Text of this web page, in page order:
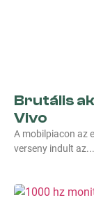
Brutális
Vivo
A mobilpiacon az
verseny indult az